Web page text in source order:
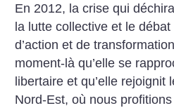
En 2012, la crise qui
la lutte collective et le
d’action et de
moment-là qu’elle se
libertaire et qu’elle rejoignit
Nord-Est, où nous